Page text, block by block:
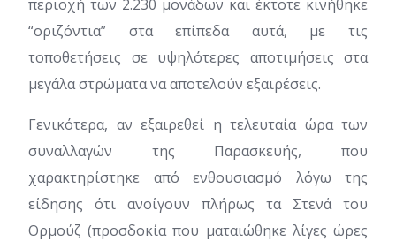
περιοχή των 2.230 μονάδων και έκτοτε κινήθηκε
“οριζόντια” στα επίπεδα αυτά, με τις
τοποθετήσεις σε υψηλότερες αποτιμήσεις στα
μεγάλα στρώματα να αποτελούν εξαιρέσεις.
Γενικότερα, αν εξαιρεθεί η τελευταία ώρα των
συναλλαγών της Παρασκευής, που
χαρακτηρίστηκε από ενθουσιασμό λόγω της
είδησης ότι ανοίγουν πλήρως τα Στενά του
Ορμούζ (προσδοκία που ματαιώθηκε λίγες ώρες